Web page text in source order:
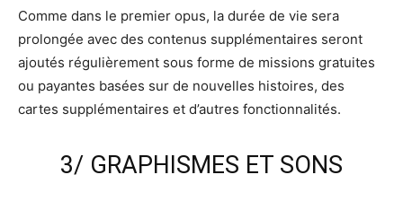
Comme dans le premier opus, la durée de vie sera
prolongée avec des contenus supplémentaires seront
ajoutés régulièrement sous forme de missions gratuites
ou payantes basées sur de nouvelles histoires, des
cartes supplémentaires et d’autres fonctionnalités.
3/ GRAPHISMES ET SONS